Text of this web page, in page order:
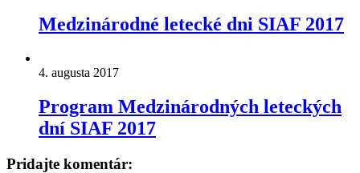
Medzinárodné letecké dni SIAF 2017
4. augusta 2017
Program Medzinárodných leteckých
dní SIAF 2017
Pridajte komentár: